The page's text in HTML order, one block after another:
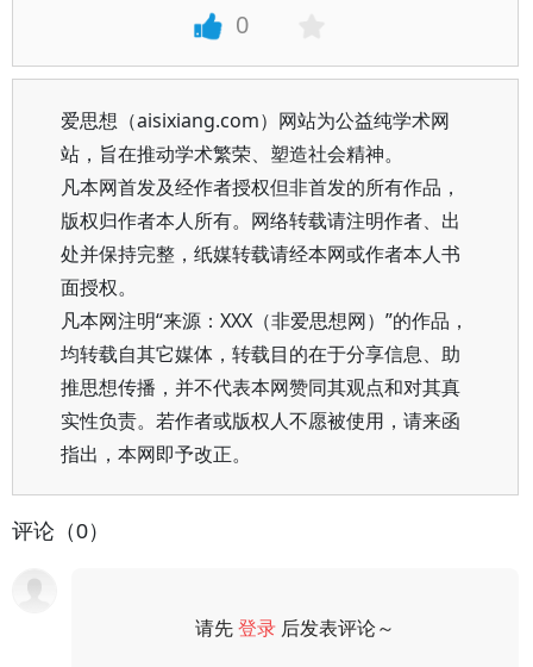
0
爱思想（aisixiang.com）网站为公益纯学术网
站，旨在推动学术繁荣、塑造社会精神。
凡本网首发及经作者授权但非首发的所有作品，
版权归作者本人所有。网络转载请注明作者、出
处并保持完整，纸媒转载请经本网或作者本人书
面授权。
凡本网注明“来源：XXX（非爱思想网）”的作品，
均转载自其它媒体，转载目的在于分享信息、助
推思想传播，并不代表本网赞同其观点和对其真
实性负责。若作者或版权人不愿被使用，请来函
指出，本网即予改正。
评论（0）
请先登录 后发表评论～